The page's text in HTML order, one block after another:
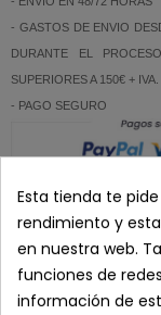
- GASTOS DE ENVIO
DURANTE EL
SUPERIORES A 150€ + IVA.
- PAGO SEGURO
DETALLES DEL
RESEÑAS
Esta tienda te
rendimiento y
en nuestra web.
funciones de
información de